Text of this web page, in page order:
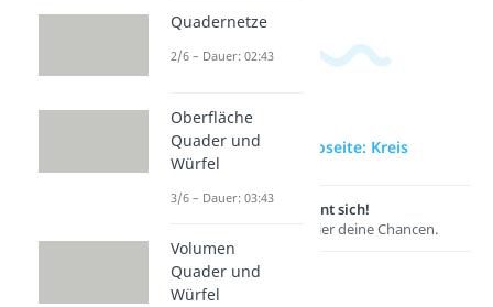
zur Videoseite: Kreis
Lernen lohnt sich!
Entdecke hier deine Chancen.
Quadernetze
2/6 – Dauer: 02:43
Oberfläche
Quader und
Würfel
3/6 – Dauer: 03:43
Volumen
Quader und
Würfel